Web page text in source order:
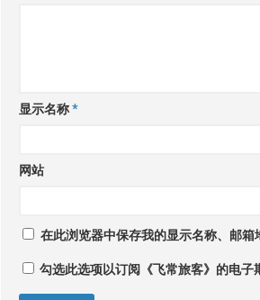
显示名称*
网站
在此浏览器中保存我的显示名称、邮箱
勾选此选项以订阅《飞常旅客》的电子